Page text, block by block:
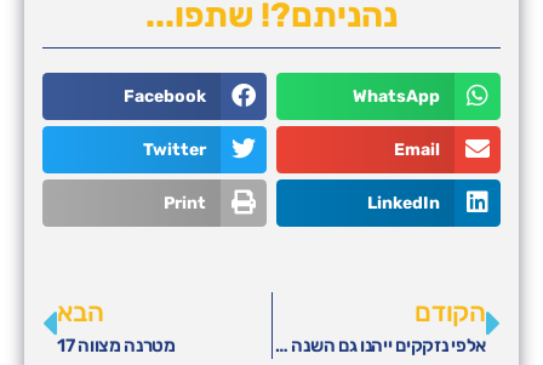
נהניתם?! שתפו...
WhatsApp
Facebook
Email
Twitter
LinkedIn
Print
הקודם
אלפי נזקקים ייהנו גם השנה מערכות ט"ו בשבט של חסדי נעמי
הבא
מטרנה מצווה 17